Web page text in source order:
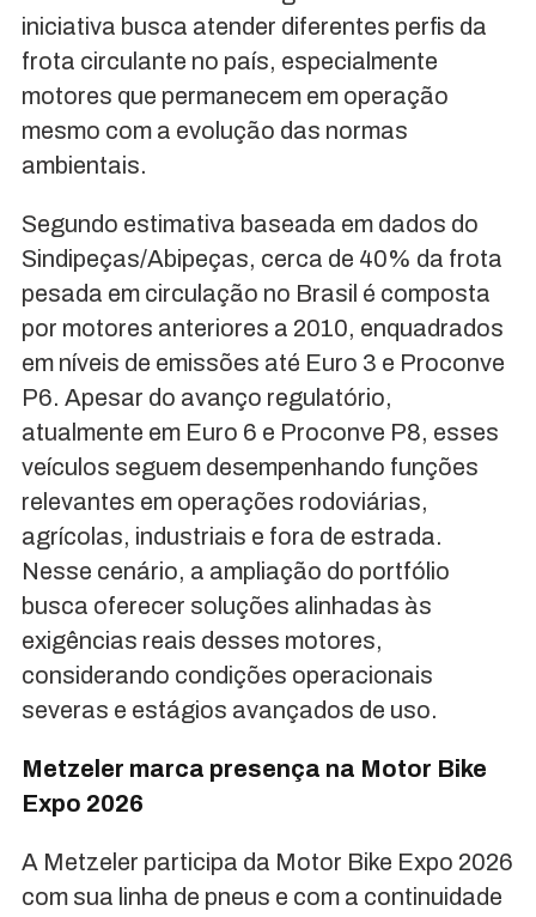
iniciativa busca atender diferentes perfis da
frota circulante no país, especialmente
motores que permanecem em operação
mesmo com a evolução das normas
ambientais.
Segundo estimativa baseada em dados do
Sindipeças/Abipeças, cerca de 40% da frota
pesada em circulação no Brasil é composta
por motores anteriores a 2010, enquadrados
em níveis de emissões até Euro 3 e Proconve
P6. Apesar do avanço regulatório,
atualmente em Euro 6 e Proconve P8, esses
veículos seguem desempenhando funções
relevantes em operações rodoviárias,
agrícolas, industriais e fora de estrada.
Nesse cenário, a ampliação do portfólio
busca oferecer soluções alinhadas às
exigências reais desses motores,
considerando condições operacionais
severas e estágios avançados de uso.
Metzeler marca presença na Motor Bike
Expo 2026
A Metzeler participa da Motor Bike Expo 2026
com sua linha de pneus e com a continuidade